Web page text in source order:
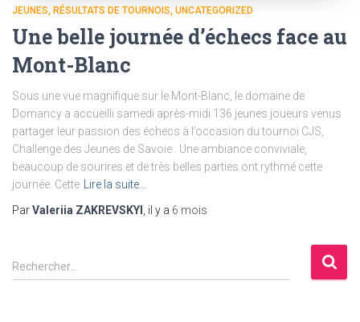
JEUNES RÉSULTATS DE TOURNOIS UNCATEGORIZED
Une belle journée d’échecs face au
Mont-Blanc
Sous une vue magnifique sur le Mont-Blanc, le domaine de
Domancy a accueilli samedi après-midi 136 jeunes joueurs venus
partager leur passion des échecs à l’occasion du tournoi CJS,
Challenge des Jeunes de Savoie . Une ambiance conviviale,
beaucoup de sourires et de très belles parties ont rythmé cette
journée. Cette
Lire la suite…
ParValeriia ZAKREVSKYI , il y a 6 mois
R
e
Rechercher…